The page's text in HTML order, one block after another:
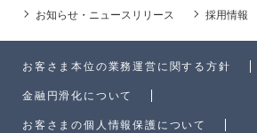
お知らせ・ニュースリリース
採用情報
お客さま本位の業務運営に関する方針
金融円滑化について
お客さまの個人情報保護について